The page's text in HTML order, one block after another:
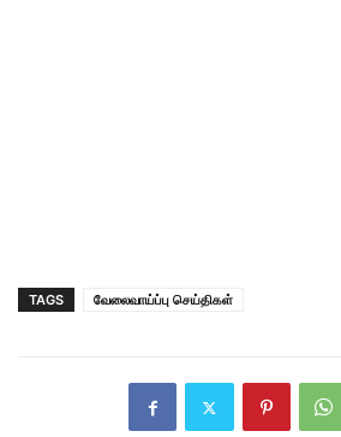
TAGS வேலைவாய்ப்பு செய்திகள்